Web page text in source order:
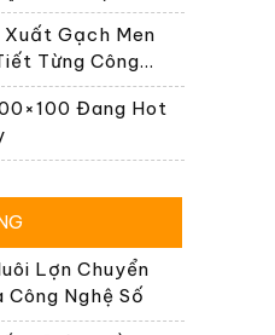
HỆ THỐNG
NAM
Xuất Gạch Men
Từng Công
Đang Hot
Lợn Chuyển
Công Nghệ Số